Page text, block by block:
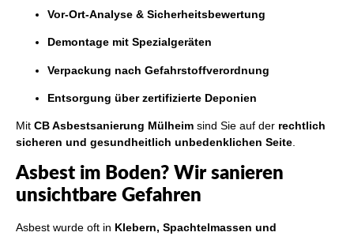
Vor-Ort-Analyse & Sicherheitsbewertung
Demontage mit Spezialgeräten
Verpackung nach Gefahrstoffverordnung
Entsorgung über zertifizierte Deponien
Mit CB Asbestsanierung Mülheim sind Sie auf der rechtlich
sicheren und gesundheitlich unbedenklichen Seite.
Asbest im Boden? Wir sanieren
unsichtbare Gefahren
Asbest wurde oft in Klebern, Spachtelmassen und